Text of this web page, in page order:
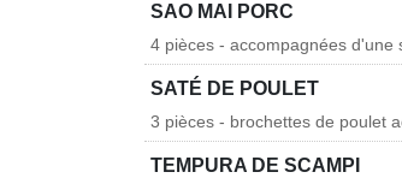
SAO MAI PORC
4 pièces - accompagnées d'une
SATÉ DE POULET
3 pièces - brochettes de poulet
TEMPURA DE SCAMPI